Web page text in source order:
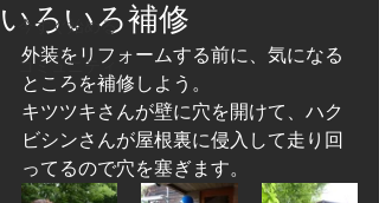
今すぐ始める
コミュニティ
いろいろ補修
外装をリフォームする前に、気になる
ところを補修しよう。
キツツキさんが壁に穴を開けて、ハク
ビシンさんが屋根裏に侵入して走り回
ってるので穴を塞ぎます。